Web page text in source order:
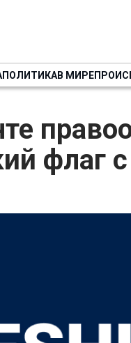
ПОЛИТИКАВ МИРЕ
флаг